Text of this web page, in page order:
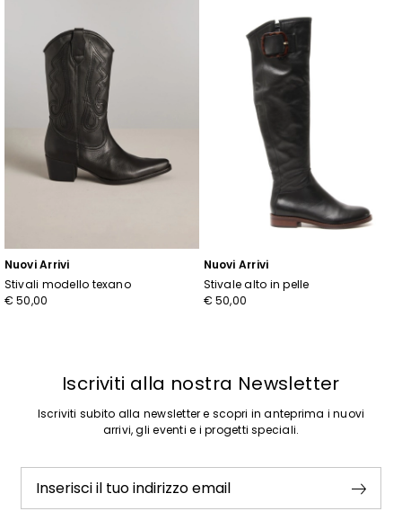
Nuovi Arrivi
Stivali modello texano
€ 50,00
Nuovi Arrivi
Stivale alto in pelle
€ 50,00
Iscriviti alla nostra Newsletter
Iscriviti subito alla newsletter e scopri in anteprima i nuovi
arrivi, gli eventi e i progetti speciali.
Inserisci il tuo indirizzo email